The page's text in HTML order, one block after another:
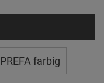
PREFA farbig